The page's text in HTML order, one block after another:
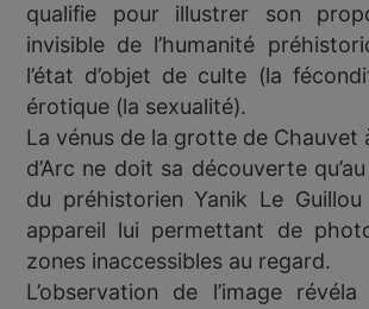
qualifie pour illustrer son
invisible de l’humanité
l’état d’objet de culte (la
érotique (la sexualité).
La vénus de la grotte de Chauvet
d’Arc ne doit sa découverte
du préhistorien Yanik Le
appareil lui permettant de
zones inaccessibles au regard.
L’observation de l’image